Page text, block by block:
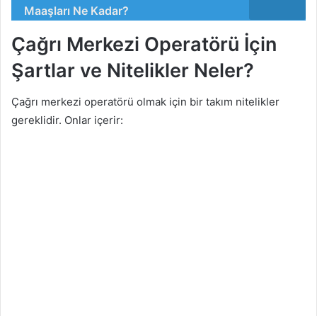
Maaşları Ne Kadar?
Çağrı Merkezi Operatörü İçin
Şartlar ve Nitelikler Neler?
Çağrı merkezi operatörü olmak için bir takım nitelikler
gereklidir. Onlar içerir: